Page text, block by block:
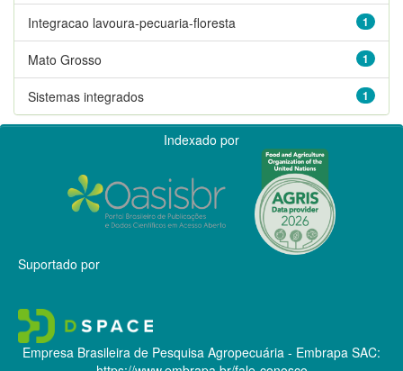
1
Integracao lavoura-pecuaria-floresta
1
Mato Grosso
1
Sistemas integrados
Indexado por
Suportado por
Empresa Brasileira de Pesquisa Agropecuária - Embrapa SAC: